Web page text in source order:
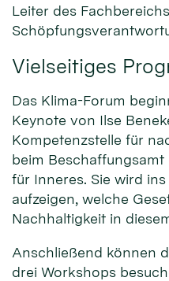
Leiter des Fachbereichs
Vielseitiges
Das Klima-Forum
Keynote von Ilse
Kompetenzstelle für
beim
für Inneres. Sie wird
aufzeigen, welche
Nachhaltigkeit in
Anschließend können
drei Workshops